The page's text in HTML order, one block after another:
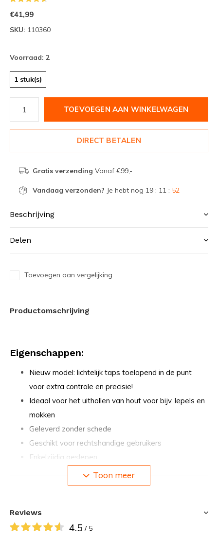
€41,99
SKU: 110360
Voorraad: 2
1 stuk(s)
TOEVOEGEN AAN WINKELWAGEN
DIRECT BETALEN
Gratis verzending Vanaf €99,-
Vandaag verzonden? Je hebt nog 19 : 11 : 52
Beschrijving
Delen
Toevoegen aan vergelijking
Productomschrijving
Eigenschappen:
Nieuw model: lichtelijk taps toelopend in de punt
voor extra controle en precisie!
Ideaal voor het uithollen van hout voor bijv. lepels en
mokken
Geleverd zonder schede
Geschikt voor rechtshandige gebruikers
Enkelzijdig geslepen
Specificaties:
Lemmet lengte: 50 mm
Toon meer
Reviews
4.5 / 5